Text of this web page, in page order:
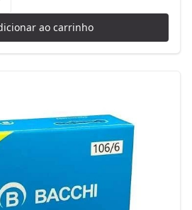
ao carrinho